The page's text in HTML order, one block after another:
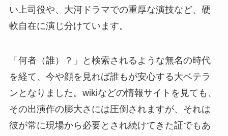
い上司役や、大河ドラマでの重厚な演技など、硬
軟自在に演じ分けています。
「何者（誰）？」と検索されるような無名の時代
を経て、今や顔を見れば誰もが安心する大ベテラ
ンとなりました。wikiなどの情報サイトを見ても、
その出演作の膨大さには圧倒されますが、それは
彼が常に現場から必要とされ続けてきた証でもあ